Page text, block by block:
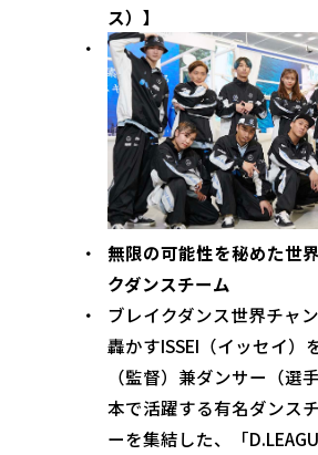
ス）】
無限の可能性を秘めた世
クダンスチーム
ブレイクダンス世界チャ
轟かすISSEI（イッセイ）
（監督）兼ダンサー（選
本で活躍する有名ダンス
ーを集結した、「